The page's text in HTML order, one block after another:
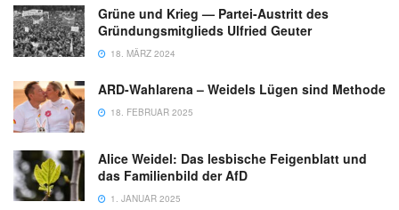
Grüne und Krieg — Partei-Austritt des
Gründungsmitglieds Ulfried Geuter
18. MÄRZ 2024
ARD-Wahlarena – Weidels Lügen sind Methode
18. FEBRUAR 2025
Alice Weidel: Das lesbische Feigenblatt und
das Familienbild der AfD
1. JANUAR 2025